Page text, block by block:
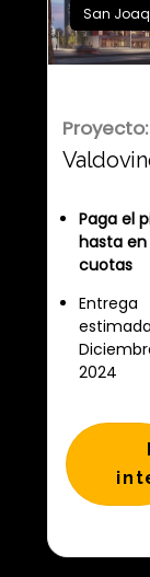
San
Proyecto:
Paga el
hasta en
cuotas
Entrega
estimada
2024